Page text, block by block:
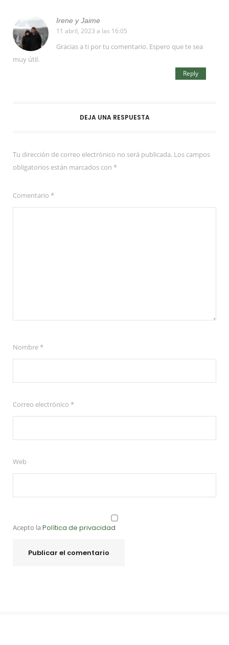
Irene y Jaime
11 abril, 2023 a las 16:05
Gracias a ti por tu comentario. Espero que te sea
muy útil.
Reply
DEJA UNA RESPUESTA
Tu dirección de correo electrónico no será publicada. Los campos
obligatorios están marcados con *
Comentario *
Nombre*
Correo electrónico *
Web
Acepto la Política de privacidad